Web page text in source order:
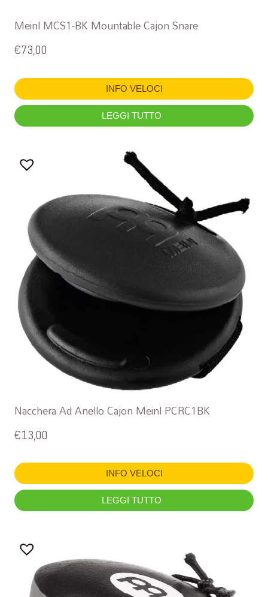
Meinl MCS1-BK Mountable Cajon Snare
€73,00
INFO VELOCI
LEGGI TUTTO
Nacchera Ad Anello Cajon Meinl PCRC1BK
€13,00
INFO VELOCI
LEGGI TUTTO